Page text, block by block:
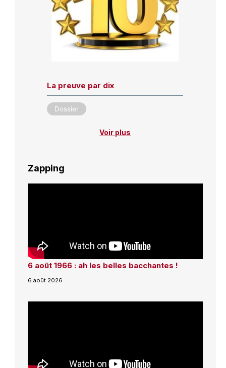
La preuve par dix
Dossier
Voir plus
Zapping
6 août 1966 : ah les belles bacchantes !
6 août 2026